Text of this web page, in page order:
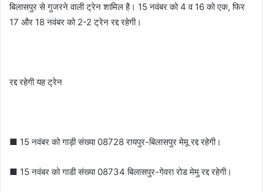
बिलासपुर से गुजरने वाली ट्रेन शामिल है। 15 नवंबर को 4 व 16 को एक, फिर
17 और 18 नवंबर को 2-2 ट्रेन रद्द रहेगी।
रद्द रहेगी यह ट्रेन
■ 15 नवंबर को गाड़ी संख्या 08728 रायपुर-बिलासपुर मेमू रद्द रहेगी।
■ 15 नवंबर को गाडी संख्या 08734 बिलासपुर-गेवरा रोड मेमु रद्द रहेगी।